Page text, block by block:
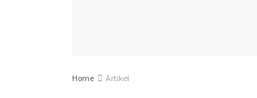
Home Artikel